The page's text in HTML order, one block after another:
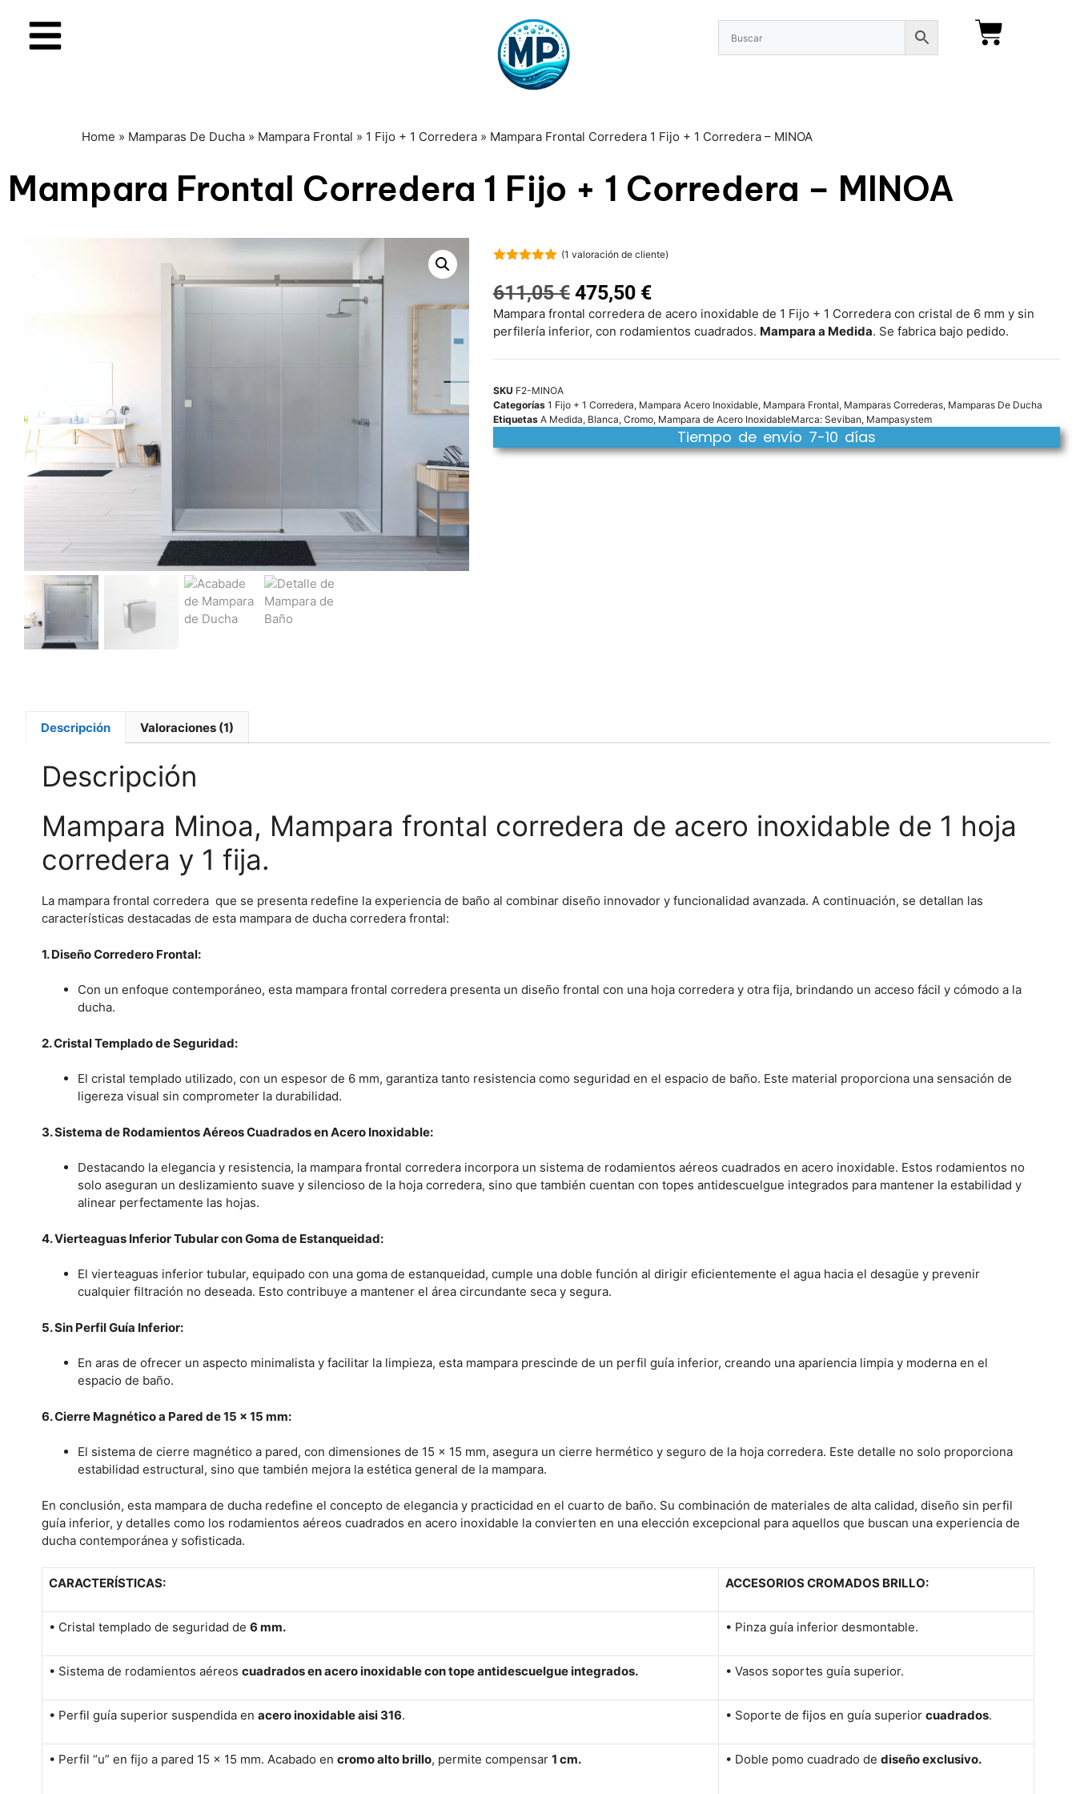
Home » Mamparas De Ducha » Mampara Frontal » 1 Fijo + 1 Corredera » Mampara Frontal Corredera 1 Fijo + 1 Corredera – MINOA
Mampara Frontal Corredera 1 Fijo + 1 Corredera – MINOA
(1 valoración de cliente)
611,05€ 475,50 €
Mampara frontal corredera de acero inoxidable de 1 Fijo + 1 Corredera con cristal de 6 mm y sin
perfilería inferior, con rodamientos cuadrados. Mampara a Medida. Se fabrica bajo pedido.
SKU F2-MINOA
Categorías 1 Fijo + 1 Corredera, Mampara Acero Inoxidable, Mampara Frontal, Mamparas Correderas, Mamparas De Ducha
Etiquetas A Medida, Blanca, Cromo, Mampara de Acero InoxidableMarca: Seviban, Mampasystem
Tiempo de envío 7-10 días
Descripción Valoraciones (1)
Descripción
Mampara Minoa, Mampara frontal corredera de acero inoxidable de 1 hoja
corredera y 1 fija.
La mampara frontal corredera que se presenta redefine la experiencia de baño al combinar diseño innovador y funcionalidad avanzada. A continuación, se detallan las
características destacadas de esta mampara de ducha corredera frontal:
1. Diseño Corredero Frontal:
Con un enfoque contemporáneo, esta mampara frontal corredera presenta un diseño frontal con una hoja corredera y otra fija, brindando un acceso fácil y cómodo a la
ducha.
2. Cristal Templado de Seguridad:
El cristal templado utilizado, con un espesor de 6 mm, garantiza tanto resistencia como seguridad en el espacio de baño. Este material proporciona una sensación de
ligereza visual sin comprometer la durabilidad.
3. Sistema de Rodamientos Aéreos Cuadrados en Acero Inoxidable:
Destacando la elegancia y resistencia, la mampara frontal corredera incorpora un sistema de rodamientos aéreos cuadrados en acero inoxidable. Estos rodamientos no
solo aseguran un deslizamiento suave y silencioso de la hoja corredera, sino que también cuentan con topes antidescuelgue integrados para mantener la estabilidad y
alinear perfectamente las hojas.
4. Vierteaguas Inferior Tubular con Goma de Estanqueidad:
El vierteaguas inferior tubular, equipado con una goma de estanqueidad, cumple una doble función al dirigir eficientemente el agua hacia el desagüe y prevenir
cualquier filtración no deseada. Esto contribuye a mantener el área circundante seca y segura.
5. Sin Perfil Guía Inferior:
En aras de ofrecer un aspecto minimalista y facilitar la limpieza, esta mampara prescinde de un perfil guía inferior, creando una apariencia limpia y moderna en el
espacio de baño.
6. Cierre Magnético a Pared de 15 x 15 mm:
El sistema de cierre magnético a pared, con dimensiones de 15 x 15 mm, asegura un cierre hermético y seguro de la hoja corredera. Este detalle no solo proporciona
estabilidad estructural, sino que también mejora la estética general de la mampara.
En conclusión, esta mampara de ducha redefine el concepto de elegancia y practicidad en el cuarto de baño. Su combinación de materiales de alta calidad, diseño sin perfil
guía inferior, y detalles como los rodamientos aéreos cuadrados en acero inoxidable la convierten en una elección excepcional para aquellos que buscan una experiencia de
ducha contemporánea y sofisticada.
CARACTERÍSTICAS: ACCESORIOS CROMADOS BRILLO:
• Cristal templado de seguridad de 6 mm. • Pinza guía inferior desmontable.
• Sistema de rodamientos aéreos cuadrados en acero inoxidable con tope antidescuelgue integrados. • Vasos soportes guía superior.
• Perfil guía superior suspendida en acero inoxidable aisi 316. • Soporte de fijos en guía superior cuadrados.
• Perfil “u” en fijo a pared 15 x 15 mm. Acabado en cromo alto brillo, permite compensar 1 cm. • Doble pomo cuadrado de diseño exclusivo.